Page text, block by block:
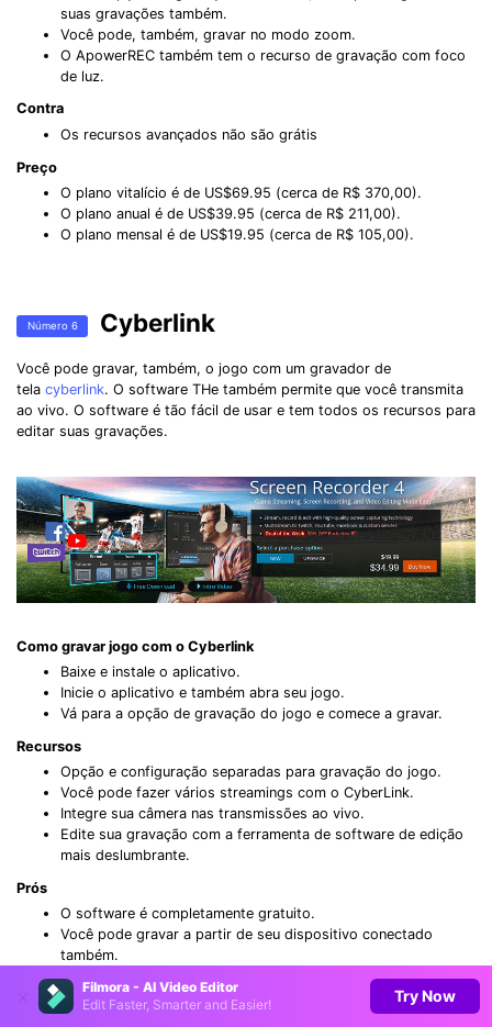
Filmora - AI Video Editor
Edit Faster, Smarter and Easier!
Try Now
suas gravações também.
Você pode, também, gravar no modo zoom.
O ApowerREC também tem o recurso de gravação com foco
de luz.
Contra
Os recursos avançados não são grátis
Preço
O plano vitalício é de US$69.95 (cerca de R$ 370,00).
O plano anual é de US$39.95 (cerca de R$ 211,00).
O plano mensal é de US$19.95 (cerca de R$ 105,00).
Número 6 Cyberlink
Você pode gravar, também, o jogo com um gravador de
tela cyberlink. O software THe também permite que você transmita
ao vivo. O software é tão fácil de usar e tem todos os recursos para
editar suas gravações.
Como gravar jogo com o Cyberlink
Baixe e instale o aplicativo.
Inicie o aplicativo e também abra seu jogo.
Vá para a opção de gravação do jogo e comece a gravar.
Recursos
Opção e configuração separadas para gravação do jogo.
Você pode fazer vários streamings com o CyberLink.
Integre sua câmera nas transmissões ao vivo.
Edite sua gravação com a ferramenta de software de edição
mais deslumbrante.
Prós
O software é completamente gratuito.
Você pode gravar a partir de seu dispositivo conectado
também.
O software também fornece visualizações de áudio e vídeo
em tempo real.